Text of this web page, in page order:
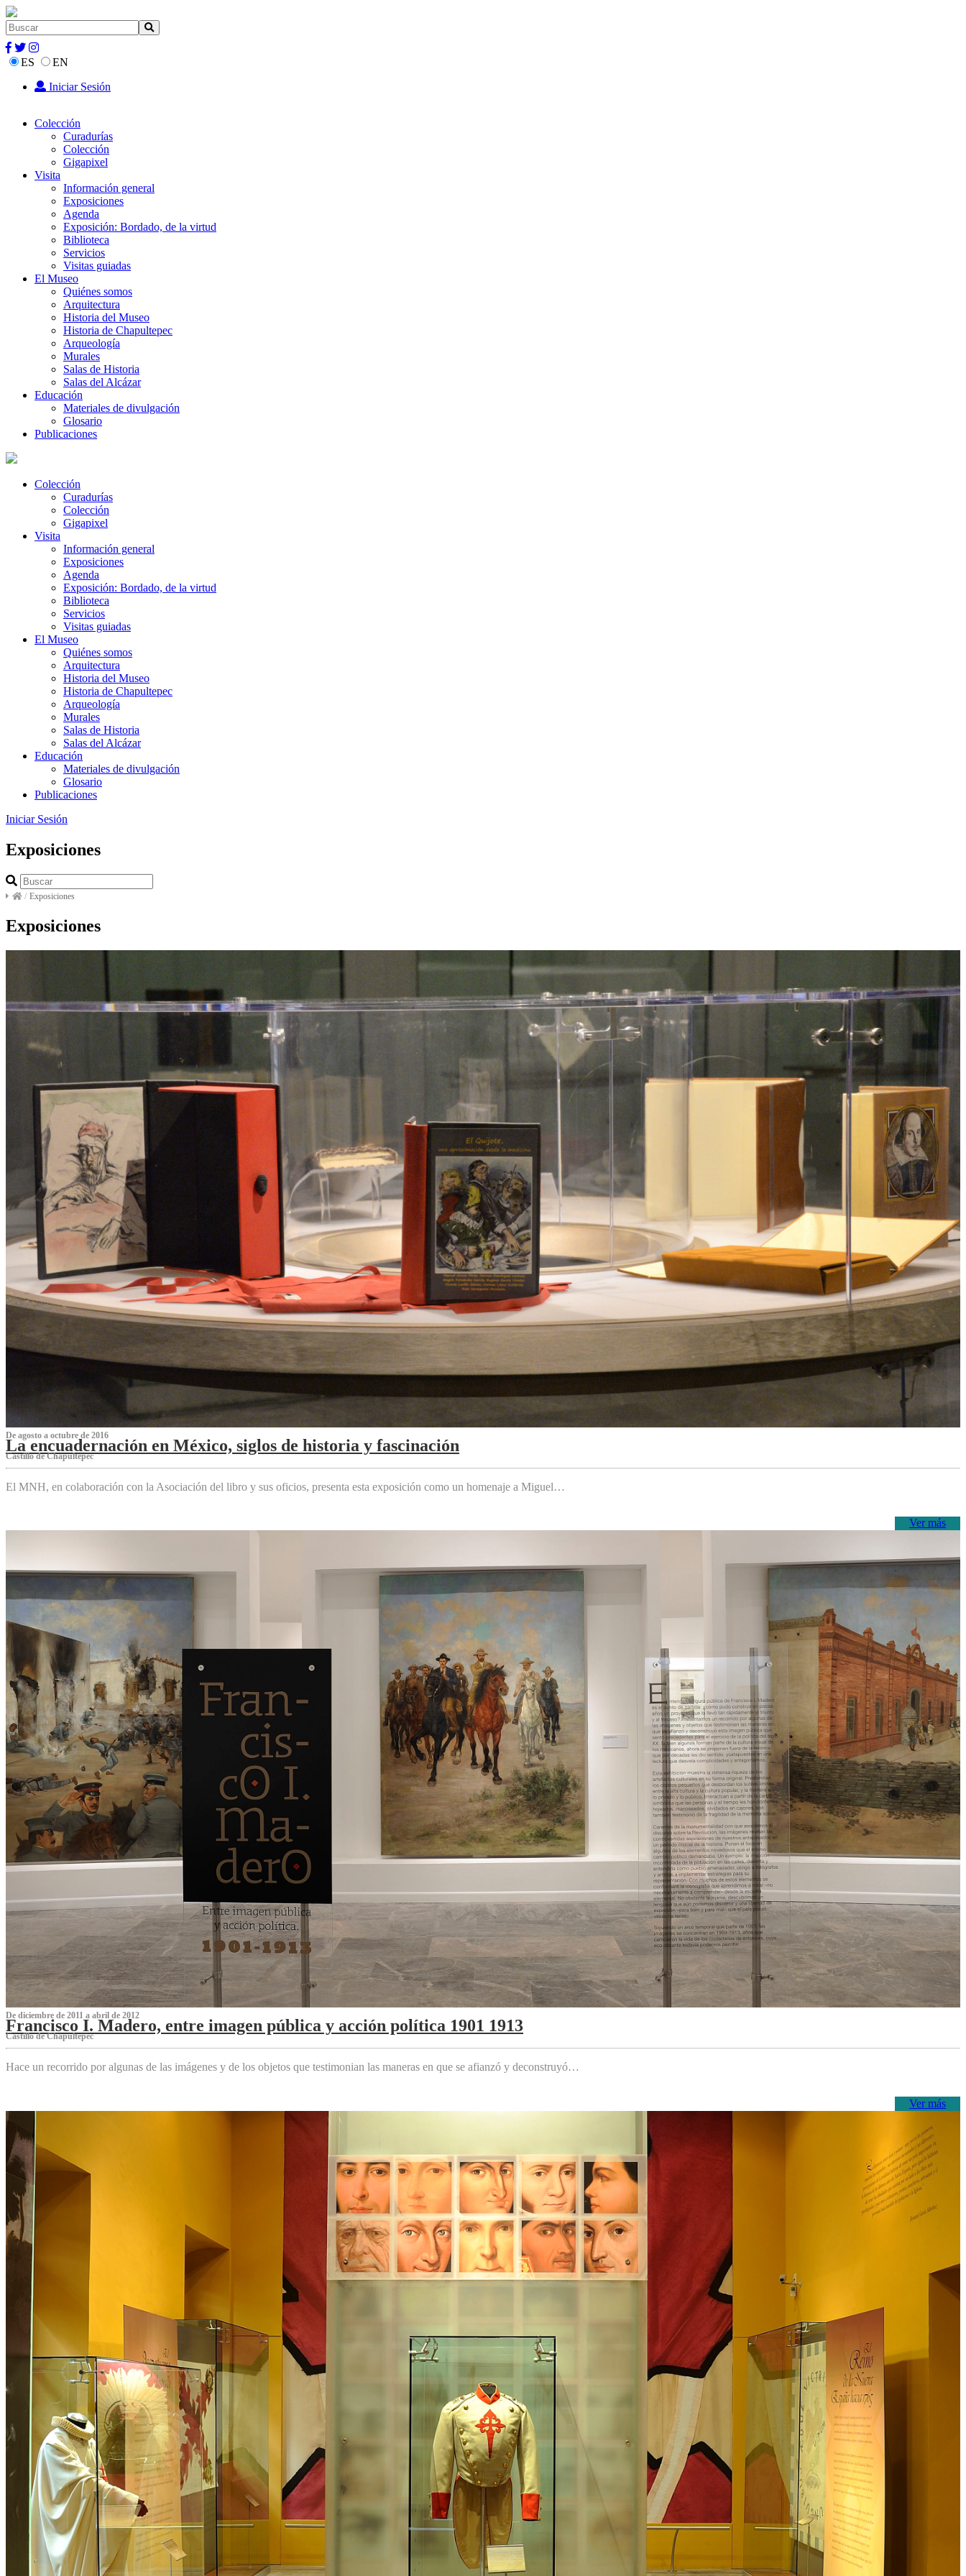
ES
EN
Iniciar Sesión
Colección
Curadurías
Colección
Gigapixel
Visita
Información general
Exposiciones
Agenda
Exposición: Bordado, de la virtud
Biblioteca
Servicios
Visitas guiadas
El Museo
Quiénes somos
Arquitectura
Historia del Museo
Historia de Chapultepec
Arqueología
Murales
Salas de Historia
Salas del Alcázar
Educación
Materiales de divulgación
Glosario
Publicaciones
Colección
Curadurías
Colección
Gigapixel
Visita
Información general
Exposiciones
Agenda
Exposición: Bordado, de la virtud
Biblioteca
Servicios
Visitas guiadas
El Museo
Quiénes somos
Arquitectura
Historia del Museo
Historia de Chapultepec
Arqueología
Murales
Salas de Historia
Salas del Alcázar
Educación
Materiales de divulgación
Glosario
Publicaciones
Iniciar Sesión
Exposiciones
/ Exposiciones
Exposiciones
De agosto a octubre de 2016
La encuadernación en México, siglos de historia y fascinación
Castillo de Chapultepec
El MNH, en colaboración con la Asociación del libro y sus oficios, presenta esta exposición como un homenaje a Miguel…
Ver más
De diciembre de 2011 a abril de 2012
Francisco I. Madero, entre imagen pública y acción política 1901 1913
Castillo de Chapultepec
Hace un recorrido por algunas de las imágenes y de los objetos que testimonian las maneras en que se afianzó y deconstruyó…
Ver más